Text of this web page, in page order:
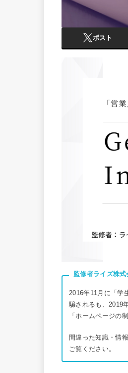
ポスト
監修者ライズ株
2016年11月に「学
騙されるも、2019
「ホームページの
間違った知識・情
ご覧ください。